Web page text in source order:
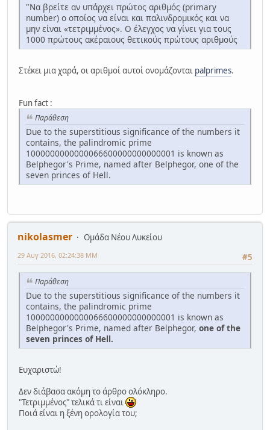
"Να βρείτε αν υπάρχει πρώτος αριθμός (primary
number) ο οποίος να είναι και παλινδρομικός και να
μην είναι «τετριμμένος». Ο έλεγχος να γίνει για τους
1000 πρώτους ακέραιους θετικούς πρώτους αριθμούς
Στέκει μια χαρά, οι αριθμοί αυτοί ονομάζονται palprimes.
Fun fact :
Παράθεση
Due to the superstitious significance of the numbers it
contains, the palindromic prime
1000000000000066600000000000001 is known as
Belphegor's Prime, named after Belphegor, one of the
seven princes of Hell.
nikolasmer
Ομάδα Νέου Λυκείου
#5
29 Αυγ 2016, 02:24:38 ΜΜ
Παράθεση
Due to the superstitious significance of the numbers it
contains, the palindromic prime
1000000000000066600000000000001 is known as
Belphegor's Prime, named after Belphegor, one of the
seven princes of Hell.
Ευχαριστώ!
Δεν διάβασα ακόμη το άρθρο ολόκληρο.
"Τετριμμένος" τελικά τι είναι
Ποιά είναι η ξένη ορολογία του;